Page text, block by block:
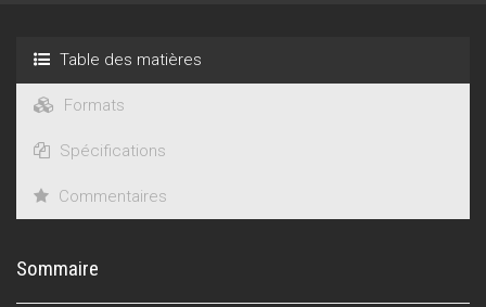
Table des matières
Formats
Spécifications
Commentaires
Sommaire